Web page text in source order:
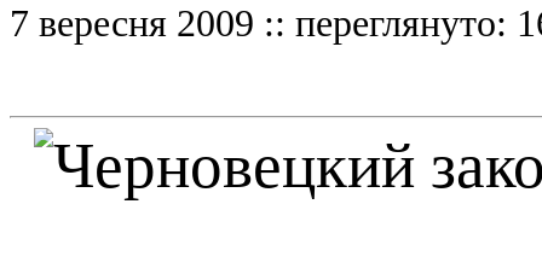
7 вересня 2009 :: переглянуто: